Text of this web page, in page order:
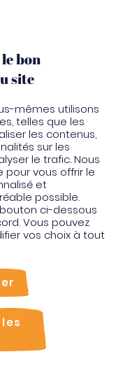
bon
site
mêmes utilisons
telles que les
les contenus,
sur les
le trafic. Nous
vous offrir le
et
possible.
ci-dessous
Vous pouvez
vos choix à tout